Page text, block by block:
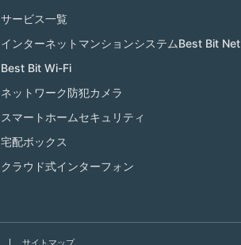
サービス一覧
インターネットマンションシステムBest Bit Net
Best Bit Wi-Fi
ネットワーク防犯カメラ
スマートホームセキュリティ
宅配ボックス
クラウド式インターフォン
サイトマップ